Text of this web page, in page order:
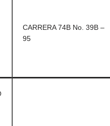
CARRERA 74B No. 39B –
95